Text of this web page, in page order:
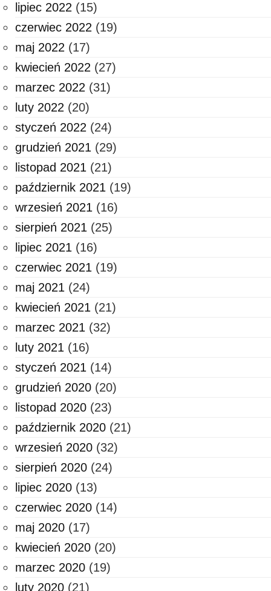
lipiec 2022 (15)
czerwiec 2022 (19)
maj 2022 (17)
kwiecień 2022 (27)
marzec 2022 (31)
luty 2022 (20)
styczeń 2022 (24)
grudzień 2021 (29)
listopad 2021 (21)
październik 2021 (19)
wrzesień 2021 (16)
sierpień 2021 (25)
lipiec 2021 (16)
czerwiec 2021 (19)
maj 2021 (24)
kwiecień 2021 (21)
marzec 2021 (32)
luty 2021 (16)
styczeń 2021 (14)
grudzień 2020 (20)
listopad 2020 (23)
październik 2020 (21)
wrzesień 2020 (32)
sierpień 2020 (24)
lipiec 2020 (13)
czerwiec 2020 (14)
maj 2020 (17)
kwiecień 2020 (20)
marzec 2020 (19)
luty 2020 (21)